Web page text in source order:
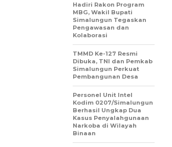
Hadiri Rakon Program
MBG, Wakil Bupati
Simalungun Tegaskan
Pengawasan dan
Kolaborasi
TMMD Ke-127 Resmi
Dibuka, TNI dan Pemkab
Simalungun Perkuat
Pembangunan Desa
Personel Unit Intel
Kodim 0207/Simalungun
Berhasil Ungkap Dua
Kasus Penyalahgunaan
Narkoba di Wilayah
Binaan